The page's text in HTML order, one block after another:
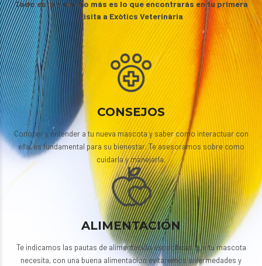
Todo esto y mucho más es lo que encontrarás en tu primera
visita a Exòtics Veterinària
CONSEJOS
Conocer y entender a tu nueva mascota y saber como interactuar con
ella, es fundamental para su bienestar. Te asesoramos sobre como
cuidarla y manejarla.
ALIMENTACIÓN
Te indicamos las pautas de alimentación específicas que tu mascota
necesita, con una buena alimentación evitaremos enfermedades y